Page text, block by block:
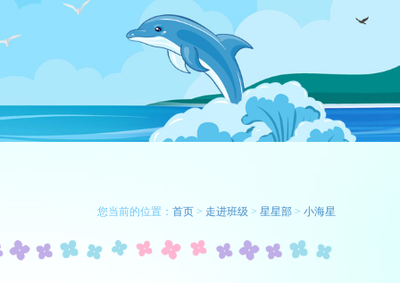
您当前的位置： 首页 > 走进班级 > 星星部 > 小海星